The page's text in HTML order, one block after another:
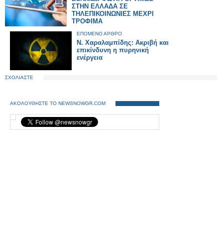
ΣΤΗΝ ΕΛΛΑΔΑ ΣΕ
ΤΗΛΕΠΙΚΟΙΝΩΝΙΕΣ ΜΕΧΡΙ
ΤΡΟΦΙΜΑ
ΕΠΟΜΕΝΟ ΑΡΘΡΟ
Ν. Χαραλαμπίδης: Ακριβή και
επικίνδυνη η πυρηνική
ενέργεια
ΣΧΟΛΙΑΣΤΕ
ΑΚΟΛΟΥΘΗΣΤΕ ΤΟ NEWSNOWGR.COM